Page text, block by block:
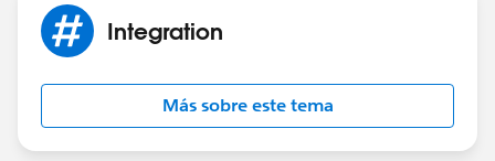
Integration
Más sobre este tema